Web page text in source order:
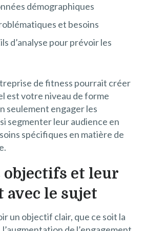
démographiques
et besoins
d’analyse pour prévoir les
de fitness pourrait créer
est votre niveau de forme
seulement engager les
segmenter leur audience en
spécifiques en matière de
objectifs et leur
avec le sujet
un objectif clair, que ce soit la